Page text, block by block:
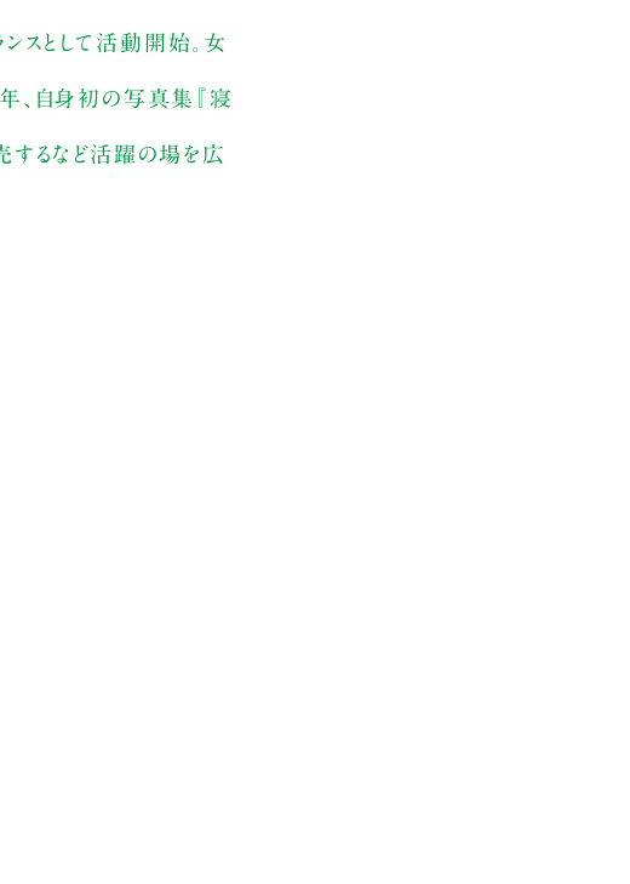
スとして活動開始。女
、自身初の写真集『寝
するなど活躍の場を広